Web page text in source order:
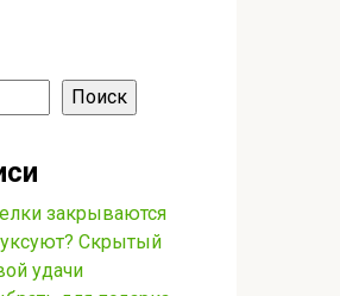
Поиск
закрываются
Скрытый
удачи